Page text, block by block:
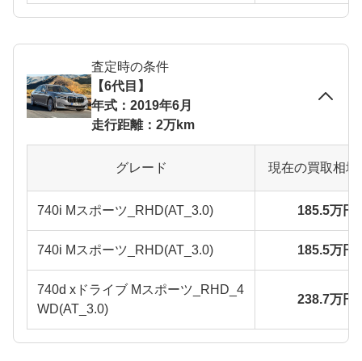
査定時の条件
【6代目】
年式：2019年6月
走行距離：2万km
グレード 現在の買取相
740i Mスポーツ_RHD(AT_3.0) 185.5万円
740i Mスポーツ_RHD(AT_3.0) 185.5万円
740d xドライブ Mスポーツ_RHD_4
WD(AT_3.0)
238.7万円